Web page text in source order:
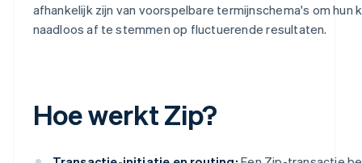
afhankelijk zijn van voorspelbare termijnschema's om hun
naadloos af te stemmen op fluctuerende resultaten.
Hoe werkt Zip?